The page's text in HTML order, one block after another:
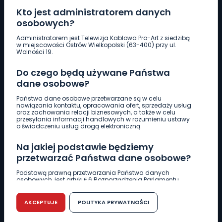
Kto jest administratorem danych
osobowych?
Administratorem jest Telewizja Kablowa Pro-Art z siedzibą
w miejscowości Ostrów Wielkopolski (63-400) przy ul.
Wolności 19.
Do czego będą używane Państwa
dane osobowe?
Państwa dane osobowe przetwarzane są w celu
nawiązania kontaktu, opracowania ofert, sprzedaży usług
oraz zachowania relacji biznesowych, a także w celu
przesyłania informacji handlowych w rozumieniu ustawy
o świadczeniu usług drogą elektroniczną.
Na jakiej podstawie będziemy
przetwarzać Państwa dane osobowe?
Podstawą prawną przetwarzania Państwa danych
osobowych, jest artykuł 6 Rozporządzenia Parlamentu
r. w sprawie ochrony osób fizycznych w związku z
przetwarzaniem danych osobowych w sprawie
swobodnego przepływu takich danych oraz uchylenia
dyrektywy 95/46/WE (RODO).
AKCEPTUJE POLITYKA PRYWATNOŚCI
Pobierz logotyp
661 997 997
REDAKCJA
62 735 22 22redakcja@wlkp24.info
DZIAŁ REKLAMY
62 735 01 85 reklama@wlkp24.info
WIADOMOŚCI
CIEKAWOSTKI